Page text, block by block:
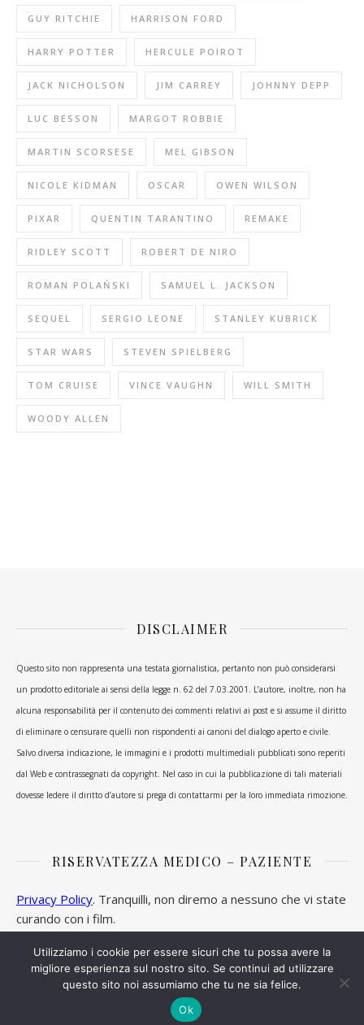
GUY RITCHIE HARRISON FORD
HARRY POTTER HERCULE POIROT
JACK NICHOLSON JIM CARREY JOHNNY DEPP
LUC BESSON MARGOT ROBBIE
MARTIN SCORSESE MEL GIBSON
NICOLE KIDMAN OSCAR OWEN WILSON
PIXAR QUENTIN TARANTINO REMAKE
RIDLEY SCOTT ROBERT DE NIRO
ROMAN POLAŃSKI SAMUEL L. JACKSON
SEQUEL SERGIO LEONE STANLEY KUBRICK
STAR WARS STEVEN SPIELBERG
TOM CRUISE VINCE VAUGHN WILL SMITH
WOODY ALLEN
DISCLAIMER
Questo sito non rappresenta una testata giornalistica, pertanto non può considerarsi
un prodotto editoriale ai sensi della legge n. 62 del 7.03.2001. L’autore, inoltre, non ha
alcuna responsabilità per il contenuto dei commenti relativi ai post e si assume il diritto
di eliminare o censurare quelli non rispondenti ai canoni del dialogo aperto e civile.
Salvo diversa indicazione, le immagini e i prodotti multimediali pubblicati sono reperiti
dal Web e contrassegnati da copyright. Nel caso in cui la pubblicazione di tali materiali
dovesse ledere il diritto d’autore si prega di contattarmi per la loro immediata rimozione.
RISERVATEZZA MEDICO – PAZIENTE
Privacy Policy. Tranquilli, non diremo a nessuno che vi state
curando con i film.
Ashe Tema di WP Royal
Utilizziamo i cookie per essere sicuri che tu possa avere la
migliore esperienza sul nostro sito. Se continui ad utilizzare
questo sito noi assumiamo che tu ne sia felice.
Ok